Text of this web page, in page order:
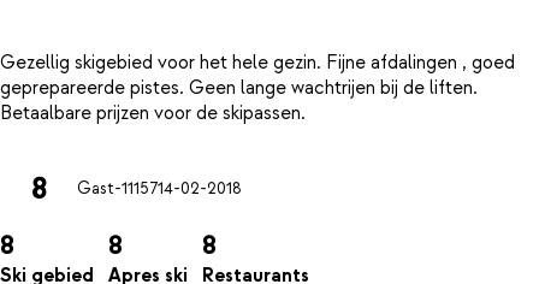
Gezellig skigebied voor het hele gezin. Fijne afdalingen , goed
geprepareerde pistes. Geen lange wachtrijen bij de liften.
8 Gast-1115714-02-2018
8
Ski gebied
8
Apres ski
8
Restaurants